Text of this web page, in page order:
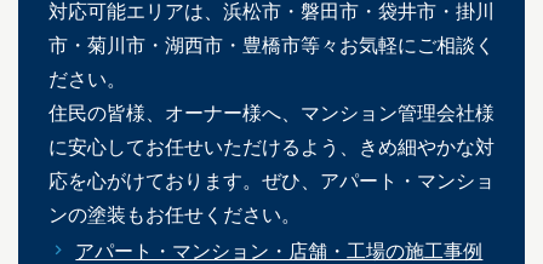
対応可能エリアは、浜松市・磐田市・袋井市・掛川
市・菊川市・湖西市・豊橋市等々お気軽にご相談く
ださい。
住民の皆様、オーナー様へ、マンション管理会社様
に安心してお任せいただけるよう、きめ細やかな対
応を心がけております。ぜひ、アパート・マンショ
ンの塗装もお任せください。
アパート・マンション・店舗・工場の施工事例